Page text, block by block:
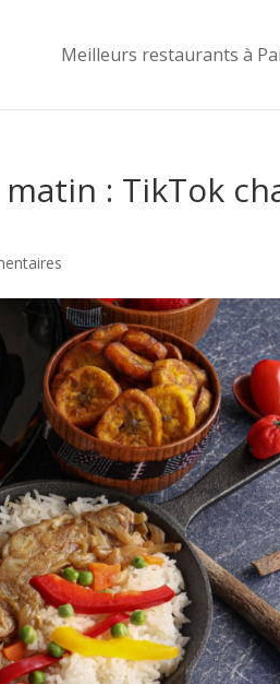
Meilleurs restaurants à
: TikTok